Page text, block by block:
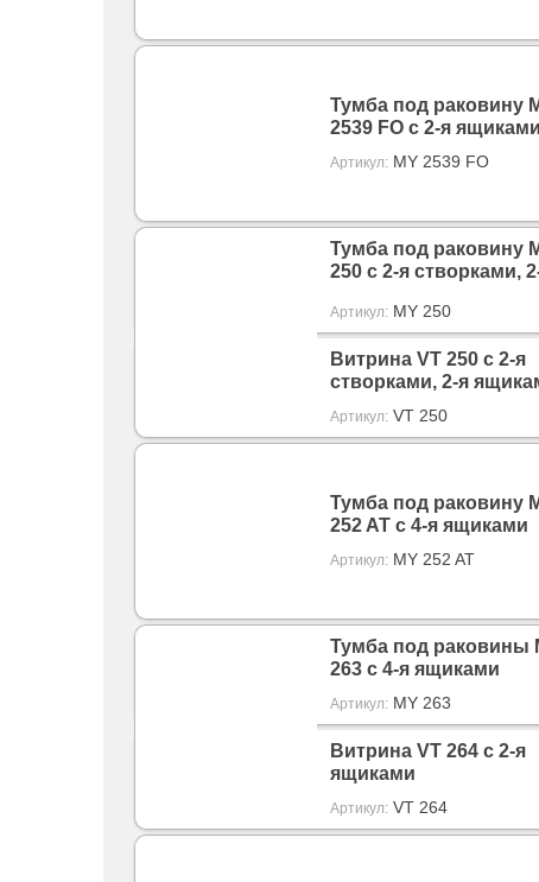
Тумба под раковину
2539 FO с 2-я ящиками
Артикул: MY 2539 FO
Тумба под раковину
250 с 2-я створками,
Артикул: MY 250
Витрина VT 250 с 2-я
створками, 2-я
Артикул: VT 250
Тумба под раковину
252 AT с 4-я ящиками
Артикул: MY 252 AT
Тумба под раковины
263 с 4-я ящиками
Артикул: MY 263
Витрина VT 264 с 2-я
ящиками
Артикул: VT 264